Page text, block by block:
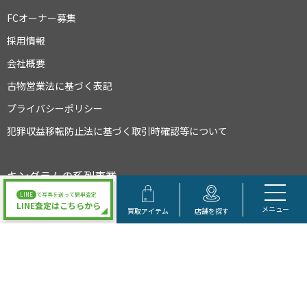
LINE で写真を送って簡単査定
LINE査定はこちらから 買取アイテム 店舗を探す メニュー
FCオーナー募集
採用情報
会社概要
古物営業法に基づく表記
プライバシーポリシー
犯罪収益移転防止法に基づく取引時確認等について
キングラムの系列事業